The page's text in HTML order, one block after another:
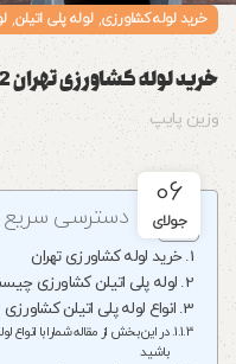
خرید لوله کشاورزی,لوله پلی اتیلن,
خرید لوله کشاورزی تهران 1402
وزین پایپ
06
جولای دسترسی سریع
خرید لوله کشاورزی تهران
لوله پلی اتیلن کشاورزی
انواع لوله پلی اتیلن کشاورزی
در این بخش از مقاله شمارا با انواع
باشید